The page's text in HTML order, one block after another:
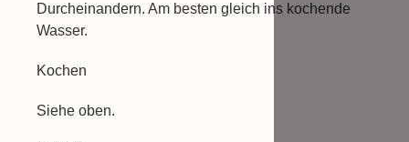
Durcheinandern. Am besten gleich ins kochende
Wasser.
Kochen
Siehe oben.